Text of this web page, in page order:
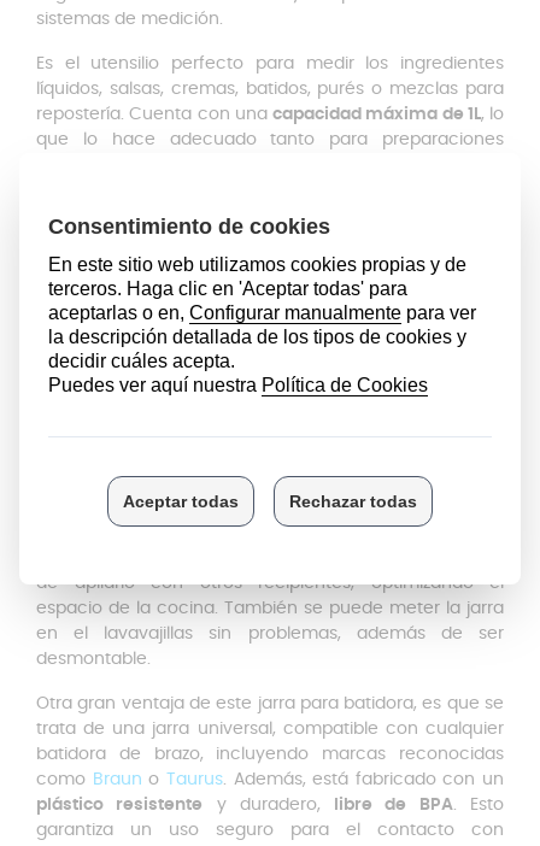
sistemas de medición.
Es el utensilio perfecto para medir los ingredientes
líquidos, salsas, cremas, batidos, purés o mezclas para
repostería. Cuenta con una capacidad máxima de 1L, lo
que lo hace adecuado tanto para preparaciones
205mm y una base mide 75mm de ancho
accidentales.
Este vaso además de ser útil para batir, sirve para
conservar las preparaciones , como salsas o batidos.
Cuenta con unatapa de silicona de 105mm de
diámetro con la que es más fácil conservarlo, esta
extraíble, que mejora el agarre y la comodidad
durante su uso. Esta característica además, de facilitar
de apilarlo con otros recipientes, optimizando el
espacio de la cocina. También se puede meter la jarra
en el lavavajillas sin problemas, además de ser
desmontable.
Otra gran ventaja de este jarra para batidora, es que se
trata de una jarra universal, compatible con cualquier
batidora de brazo, incluyendo marcas reconocidas
como Brauno Taurus. Además, está fabricado con un
plástico resistente
y duradero, libre de BPA. Esto
garantiza un uso seguro para el contacto con